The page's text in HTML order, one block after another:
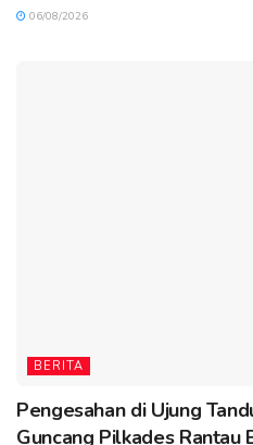
06/08/2026
BERITA
Pengesahan di Ujung
Guncang Pilkades Rantau